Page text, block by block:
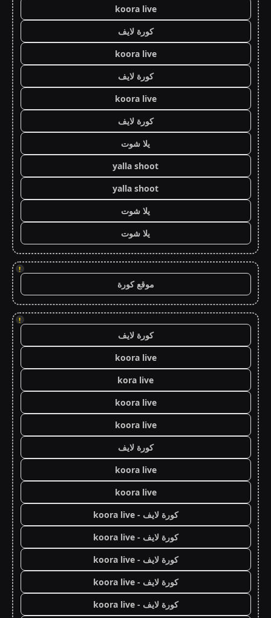
koora live
كورة لايف
koora live
كورة لايف
koora live
كورة لايف
يلا شوت
yalla shoot
yalla shoot
يلا شوت
يلا شوت
!
موقع كورة
!
كورة لايف
koora live
kora live
koora live
koora live
كورة لايف
koora live
koora live
كورة لايف - koora live
كورة لايف - koora live
كورة لايف - koora live
كورة لايف - koora live
كورة لايف - koora live